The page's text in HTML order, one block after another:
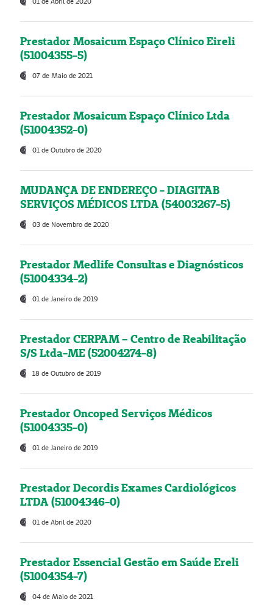
Prestador Mosaicum Espaço Clínico Eireli
(51004355-5)
07 de Maio de 2021
Prestador Mosaicum Espaço Clínico Ltda
(51004352-0)
01 de Outubro de 2020
MUDANÇA DE ENDEREÇO - DIAGITAB
SERVIÇOS MÉDICOS LTDA (54003267-5)
03 de Novembro de 2020
Prestador Medlife Consultas e Diagnósticos
(51004334-2)
01 de Janeiro de 2019
Prestador CERPAM – Centro de Reabilitação
S/S Ltda-ME (52004274-8)
18 de Outubro de 2019
Prestador Oncoped Serviços Médicos
(51004335-0)
01 de Janeiro de 2019
Prestador Decordis Exames Cardiológicos
LTDA (51004346-0)
01 de Abril de 2020
Prestador Essencial Gestão em Saúde Ereli
(51004354-7)
04 de Maio de 2021